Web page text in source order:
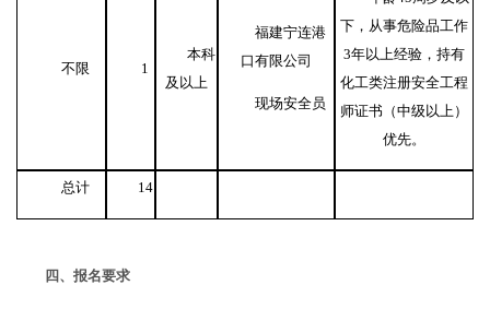
不限 1
本科
及以上
福建宁连港
口有限公司
现场安全员
下，从事危险品工作
3年以上经验，持有
化工类注册安全工程
师证书（中级以上）
优先。
总计 14
四 、 报名要求